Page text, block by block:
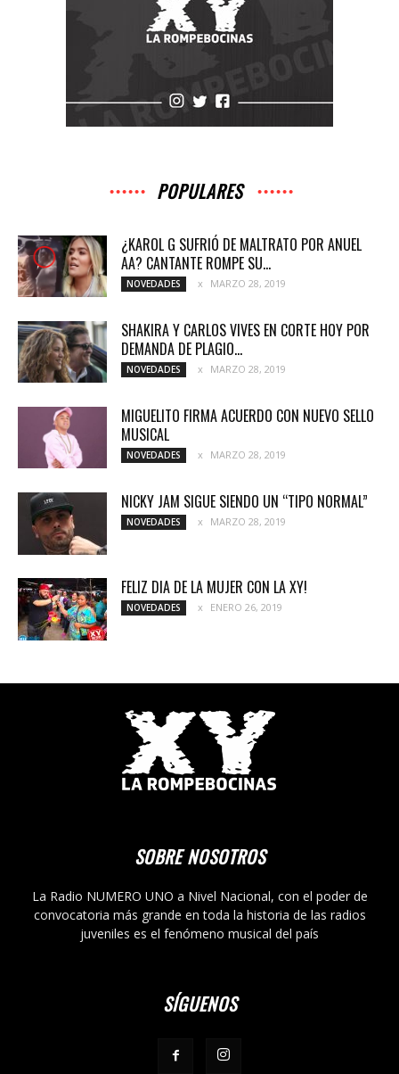
POPULARES
¿KAROL G SUFRIÓ DE MALTRATO POR ANUEL
AA? CANTANTE ROMPE SU...
NOVEDADES MARZO 28, 2019
SHAKIRA Y CARLOS VIVES EN CORTE HOY POR
DEMANDA DE PLAGIO...
NOVEDADES MARZO 28, 2019
MIGUELITO FIRMA ACUERDO CON NUEVO SELLO
MUSICAL
NOVEDADES MARZO 28, 2019
NICKY JAM SIGUE SIENDO UN “TIPO NORMAL”
NOVEDADES MARZO 28, 2019
FELIZ DIA DE LA MUJER CON LA XY!
NOVEDADES ENERO 26, 2019
SOBRE NOSOTROS
La Radio NUMERO UNO a Nivel Nacional, con el poder de
convocatoria más grande en toda la historia de las radios
juveniles es el fenómeno musical del país
SÍGUENOS